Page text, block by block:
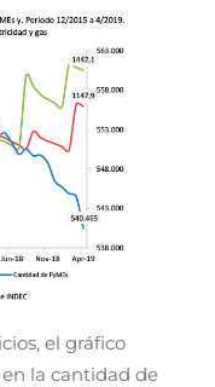
el gráfico
la cantidad de